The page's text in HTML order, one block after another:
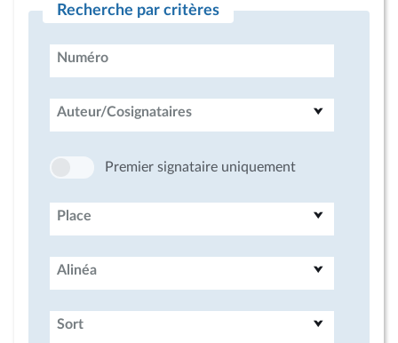
Recherche par critères
Numéro
Auteur/Cosignataires
Premier signataire uniquement
Place
Alinéa
Sort